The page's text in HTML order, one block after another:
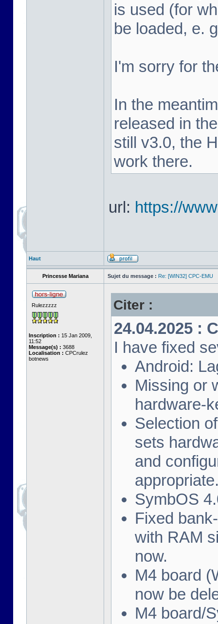
is used (for
be loaded, e.
I'm sorry for
In the
released in
still v3.0, the
work there.
url: https://
Haut
Princesse Mariana Sujet du message : Re: [WIN32] CPC-EMU
Rulezzzzz
Inscription : 15 Jan 2009,
11:52
Message(s) : 3688
Localisation : CPCrulez
botnews
Citer :
24.04.2025 :
I have fixed
Android:
Missing or
hardware-
Selection
sets
and
SymbOS
Fixed
with RAM
now.
M4 board
now be
M4 board/